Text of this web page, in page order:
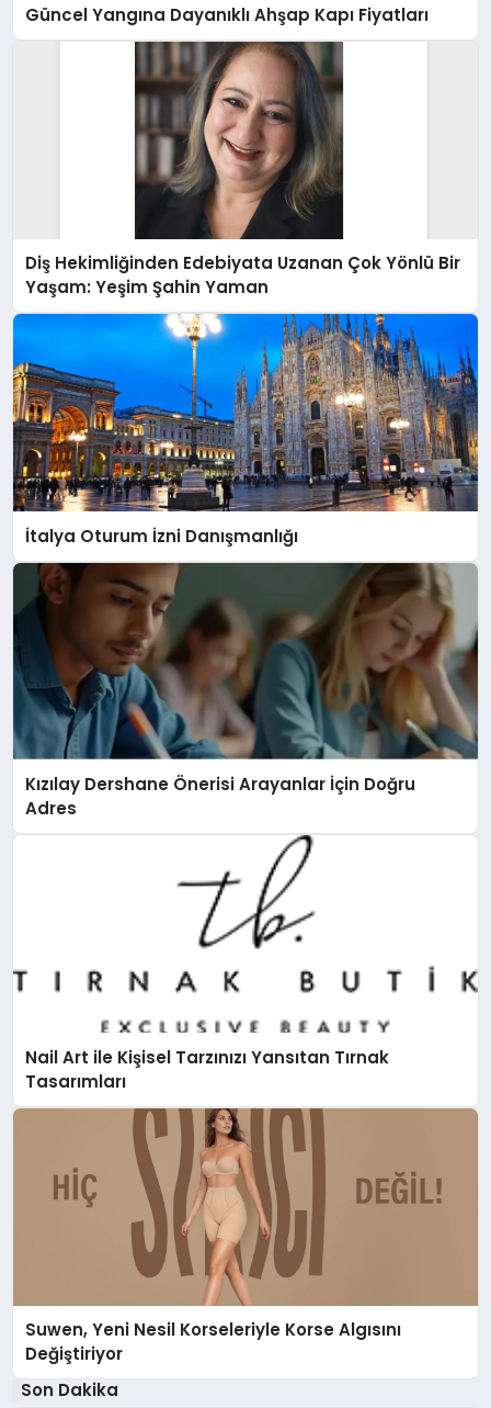
Güncel Yangına Dayanıklı Ahşap Kapı Fiyatları
Diş Hekimliğinden Edebiyata Uzanan Çok Yönlü Bir
Yaşam: Yeşim Şahin Yaman
İtalya Oturum İzni Danışmanlığı
Kızılay Dershane Önerisi Arayanlar İçin Doğru
Adres
Nail Art ile Kişisel Tarzınızı Yansıtan Tırnak
Tasarımları
Suwen, Yeni Nesil Korseleriyle Korse Algısını
Değiştiriyor
Son Dakika